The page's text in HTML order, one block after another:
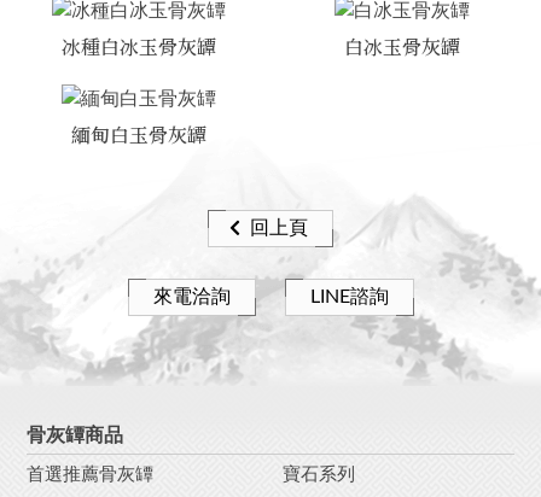
冰種白冰玉骨灰罈 白冰玉骨灰罈
緬甸白玉骨灰罈
回上頁
來電洽詢 LINE諮詢
骨灰罈商品
首選推薦骨灰罈
寶石系列